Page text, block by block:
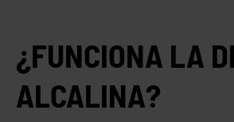
¿FUNCIONA LA
ALCALINA?